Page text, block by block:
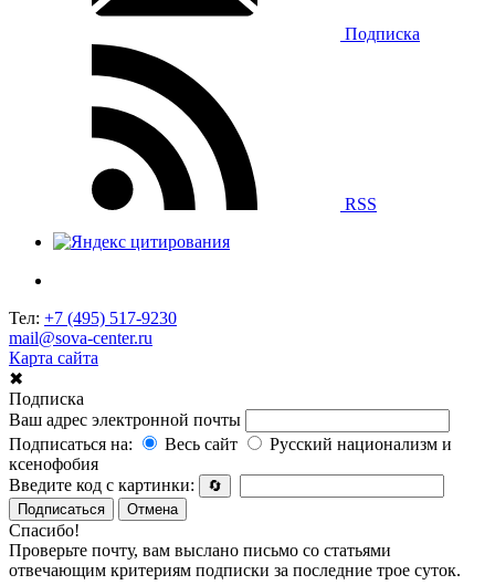
Подписка
RSS
Тел: +7 (495) 517-9230
mail@sova-center.ru
Карта сайта
✖
Подписка
Ваш адрес электронной почты
Подписаться на:
Весь сайт
Русский национализм и
ксенофобия
Введите код с картинки:
🔄
Подписаться
Отмена
Спасибо!
Проверьте почту, вам выслано письмо со статьями
отвечающим критериям подписки за последние трое суток.